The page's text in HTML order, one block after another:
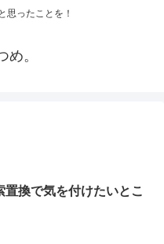
思ったことを！
め。
置換で気を付けたいとこ